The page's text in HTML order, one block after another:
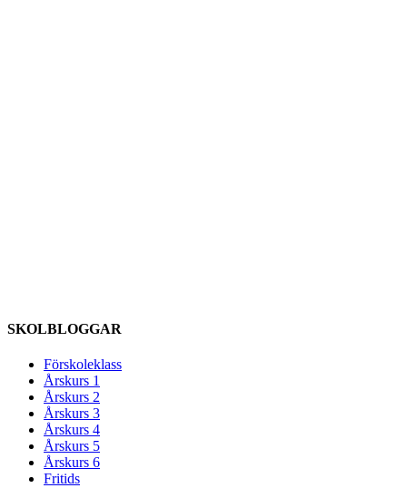
SKOLBLOGGAR
Förskoleklass
Årskurs 1
Årskurs 2
Årskurs 3
Årskurs 4
Årskurs 5
Årskurs 6
Fritids